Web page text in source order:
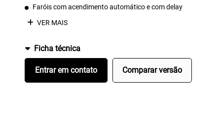
Faróis com acendimento automático e com delay
VER MAIS
Ficha técnica
Entrar em contato Comparar versão